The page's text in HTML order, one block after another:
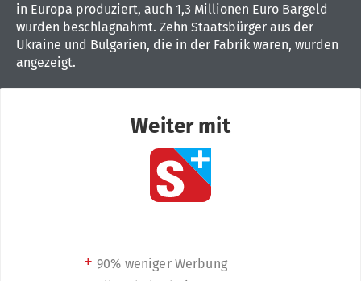
in Europa produziert, auch 1,3 Millionen Euro Bargeld
wurden beschlagnahmt. Zehn Staatsbürger aus der
Ukraine und Bulgarien, die in der Fabrik waren, wurden
angezeigt.